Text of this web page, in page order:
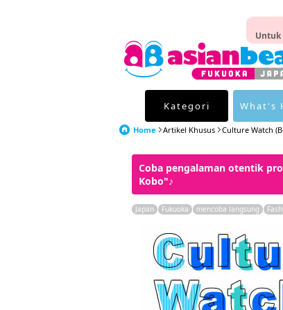
Untuk
Kategori What's
Home Artikel Khusus Culture Watch
Coba pengalaman otentik
Kobo"♪
Japan Fukuoka mencoba langsung